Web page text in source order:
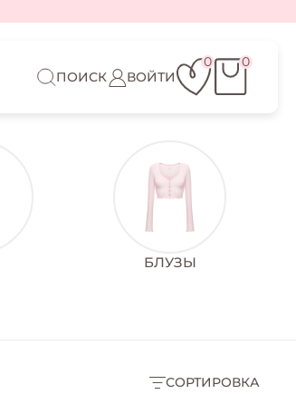
ПОИСК ВОЙТИ
0
0
БЛУЗЫ
СОРТИРОВКА